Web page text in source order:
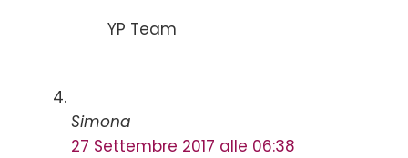
YP Team
Simona
27 Settembre 2017 alle 06:38